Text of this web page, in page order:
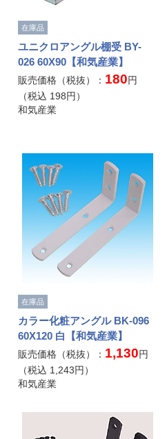
在庫品
ユニクロアングル棚受 BY-
026 60X90【和気産業】
販売価格（税抜）： 180円
（税込 198円）
和気産業
在庫品
カラー化粧アングル BK-096
60X120 白【和気産業】
販売価格（税抜）： 1,130円
（税込 1,243円）
和気産業